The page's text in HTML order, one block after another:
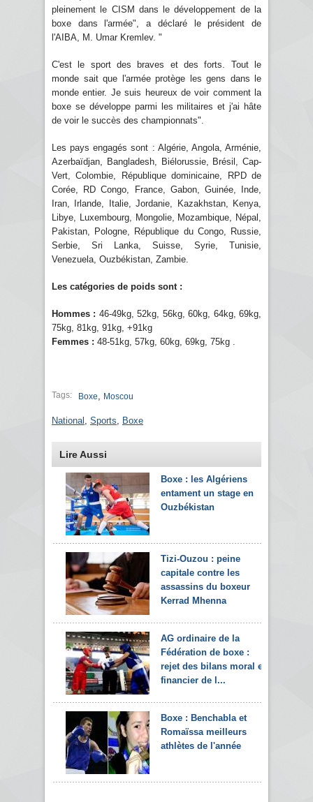
pleinement le CISM dans le développement de la
boxe dans l'armée", a déclaré le président de
l'AIBA, M. Umar Kremlev. "
C'est le sport des braves et des forts. Tout le
monde sait que l'armée protège les gens dans le
monde entier. Je suis heureux de voir comment la
boxe se développe parmi les militaires et j'ai hâte
de voir le succès des championnats".
Les pays engagés sont : Algérie, Angola, Arménie,
Azerbaïdjan, Bangladesh, Biélorussie, Brésil, Cap-
Vert, Colombie, République dominicaine, RPD de
Corée, RD Congo, France, Gabon, Guinée, Inde,
Iran, Irlande, Italie, Jordanie, Kazakhstan, Kenya,
Libye, Luxembourg, Mongolie, Mozambique, Népal,
Pakistan, Pologne, République du Congo, Russie,
Serbie, Sri Lanka, Suisse, Syrie, Tunisie,
Venezuela, Ouzbékistan, Zambie.
Les catégories de poids sont :
Hommes : 46-49kg, 52kg, 56kg, 60kg, 64kg, 69kg,
75kg, 81kg, 91kg, +91kg
Femmes : 48-51kg, 57kg, 60kg, 69kg, 75kg .
Tags: Boxe Moscou
National Sports Boxe
Lire Aussi
Boxe : les Algériens
entament un stage en
Ouzbékistan
Tizi-Ouzou : peine
capitale contre les
assassins du boxeur
Kerrad Mhenna
AG ordinaire de la
Fédération de boxe :
rejet des bilans moral et
financier de l...
Boxe : Benchabla et
Romaïssa meilleurs
athlètes de l'année